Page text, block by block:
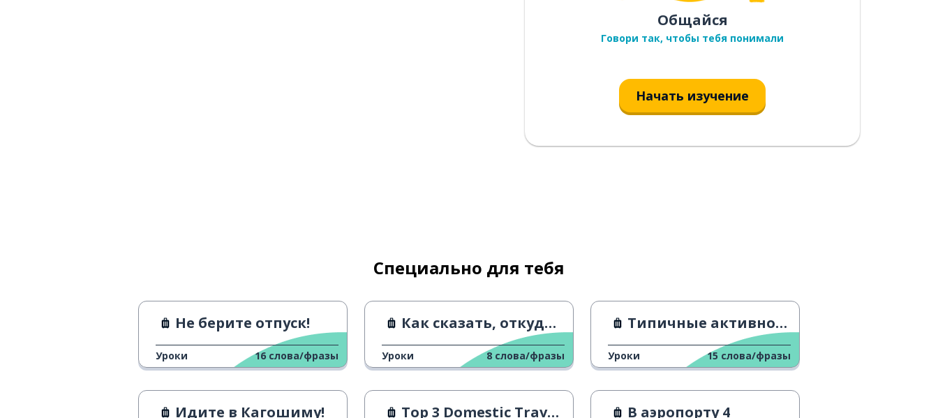
Общайся
Говори так, чтобы тебя понимали
Начать изучение
Специально для тебя
Не берите отпуск!
Уроки 16 слова/фразы
Как сказать, откуда ты 1
Уроки 8 слова/фразы
Типичные активности во время путешествий
Уроки 15 слова/фразы
Идите в Кагошиму! Top 3 Domestic Travels В аэропорту 4